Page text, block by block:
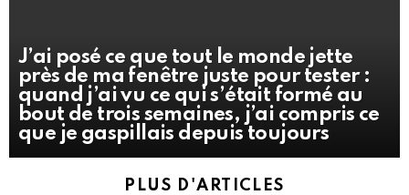
J’ai posé ce que tout le monde jette
près de ma fenêtre juste pour tester :
quand j’ai vu ce qui s’était formé au
bout de trois semaines, j’ai compris ce
que je gaspillais depuis toujours
PLUS D'ARTICLES